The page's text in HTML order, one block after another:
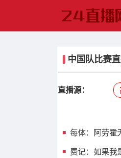
中国队比赛
直播源：
每体：阿劳霍
费记：如果我